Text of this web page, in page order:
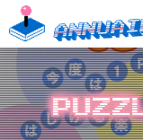
Skip
to
content